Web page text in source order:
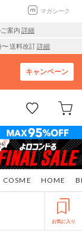
マガシーク
案内 詳細
〜 送料改訂詳細
キャンペーン
COSME HOME
お気に入り